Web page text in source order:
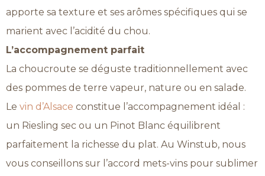
apporte sa texture et ses arômes spécifiques qui se
marient avec l’acidité du chou.
L’accompagnement parfait
La choucroute se déguste traditionnellement avec
des pommes de terre vapeur, nature ou en salade.
Le vin d’Alsace constitue l’accompagnement idéal :
un Riesling sec ou un Pinot Blanc équilibrent
parfaitement la richesse du plat. Au Winstub, nous
vous conseillons sur l’accord mets-vins pour sublimer